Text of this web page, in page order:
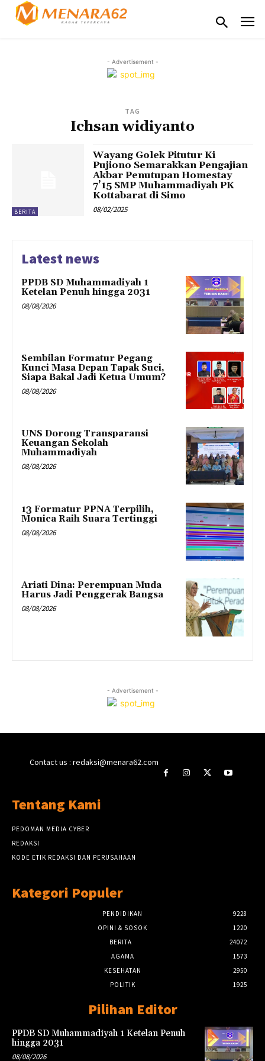
- Advertisement -
TAG
Ichsan widiyanto
BERITA
Wayang Golek Pitutur Ki
Pujiono Semarakkan Pengajian
Akbar Penutupan Homestay
7’15 SMP Muhammadiyah PK
Kottabarat di Simo
08/02/2025
Latest news
PPDB SD Muhammadiyah 1
Ketelan Penuh hingga 2031
08/08/2026
Sembilan Formatur Pegang
Kunci Masa Depan Tapak Suci,
Siapa Bakal Jadi Ketua Umum?
08/08/2026
UNS Dorong Transparansi
Keuangan Sekolah
Muhammadiyah
08/08/2026
13 Formatur PPNA Terpilih,
Monica Raih Suara Tertinggi
08/08/2026
Ariati Dina: Perempuan Muda
Harus Jadi Penggerak Bangsa
08/08/2026
- Advertisement -
Contact us : redaksi@menara62.com
Tentang Kami
PEDOMAN MEDIA CYBER
REDAKSI
KODE ETIK REDAKSI DAN PERUSAHAAN
Kategori Populer
PENDIDIKAN
9228
OPINI & SOSOK
1220
BERITA
24072
AGAMA
1573
KESEHATAN
2950
POLITIK
1925
Pilihan Editor
PPDB SD Muhammadiyah 1 Ketelan Penuh
hingga 2031
08/08/2026